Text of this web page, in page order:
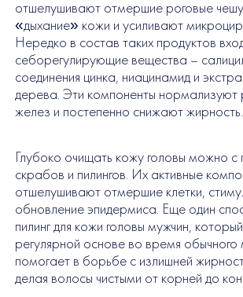
отшелушивают отмершие роговые
«дыхание» кожи и усиливают
Нередко в состав таких продуктов
себорегулирующие вещества –
соединения цинка, ниацинамид и
дерева. Эти компоненты нормализуют
желез и постепенно снижают жирность.
Глубоко очищать кожу головы можно
скрабов и пилингов. Их активные
отшелушивают отмершие клетки,
обновление эпидермиса. Еще один
пилинг для кожи головы мужчин,
регулярной основе во время обычного
помогает в борьбе с излишней
делая волосы чистыми от корней до